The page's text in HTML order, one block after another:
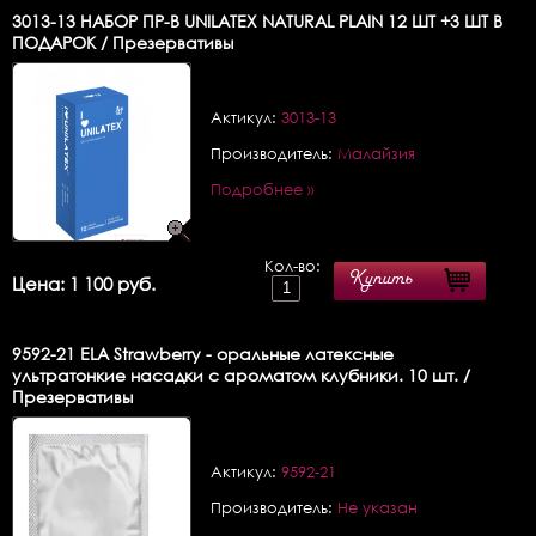
3013-13 НАБОР ПР-В UNILATEX NATURAL PLAIN 12 ШТ +3 ШТ В
ПОДАРОК / Презервативы
Актикул: 3013-13
Производитель: Малайзия
Подробнее »
Цена: 1 100 руб.
Кол-во:
Купить
9592-21 ELA Strawberry - оральные латексные
ультратонкие насадки с ароматом клубники. 10 шт. /
Презервативы
Актикул: 9592-21
Производитель: Не указан